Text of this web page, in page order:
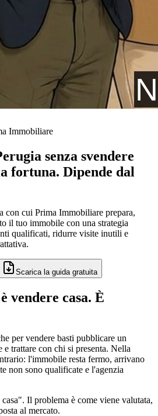
Immobiliare
senza svendere
fortuna. Dipende dal
con cui Prima Immobiliare prepara,
il tuo immobile con una strategia
qualificati, ridurre visite inutili e
Scarica la guida gratuita
vendere casa. È
per vendere basti pubblicare un
e trattare con chi si presenta. Nella
l'immobile resta fermo, arrivano
non sono qualificate e l'agenzia
Il problema è come viene valutata,
al mercato.